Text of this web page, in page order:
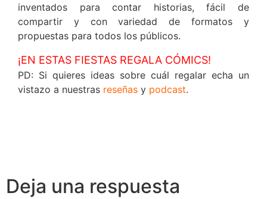
inventados para contar historias, fácil de
compartir y con variedad de formatos y
propuestas para todos los públicos.
¡EN ESTAS FIESTAS REGALA CÓMICS!
PD: Si quieres ideas sobre cuál regalar echa un
vistazo a nuestras reseñas y podcast.
Deja una respuesta